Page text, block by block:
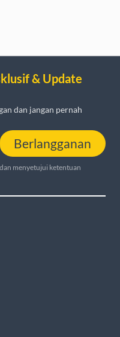
& Update
dan jangan pernah
Berlangganan
menyetujui ketentuan